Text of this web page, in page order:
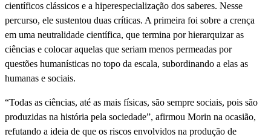
científicos clássicos e a hiperespecialização dos saberes. Nesse
percurso, ele sustentou duas críticas. A primeira foi sobre a crença
em uma neutralidade científica, que termina por hierarquizar as
ciências e colocar aquelas que seriam menos permeadas por
questões humanísticas no topo da escala, subordinando a elas as
humanas e sociais.
“Todas as ciências, até as mais físicas, são sempre sociais, pois são
produzidas na história pela sociedade”, afirmou Morin na ocasião,
refutando a ideia de que os riscos envolvidos na produção de